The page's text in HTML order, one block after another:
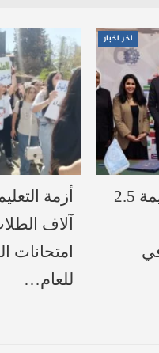
اخر اخبار
منحة كويتية أممية بقيمة 2.5
أزمة
آلاف
امتحانات
للعام…